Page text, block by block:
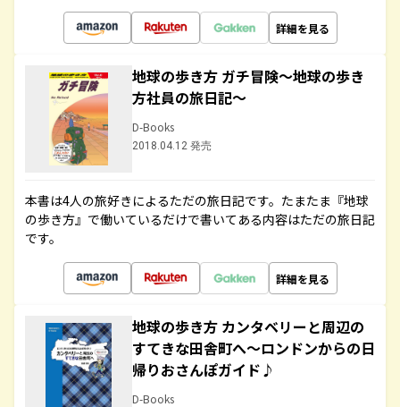
詳細を見る
地球の歩き方 ガチ冒険～地球の歩き
方社員の旅日記～
D-Books
2018.04.12 発売
本書は4人の旅好きによるただの旅日記です。たまたま『地球
の歩き方』で働いているだけで書いてある内容はただの旅日記
です。
詳細を見る
地球の歩き方 カンタベリーと周辺の
すてきな田舎町へ～ロンドンからの日
帰りおさんぽガイド♪
D-Books